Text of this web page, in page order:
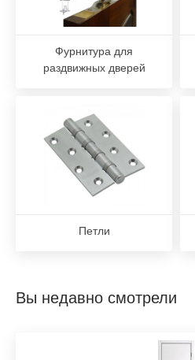
Фурнитура для
раздвижных дверей
Петли
Вы недавно смотрели